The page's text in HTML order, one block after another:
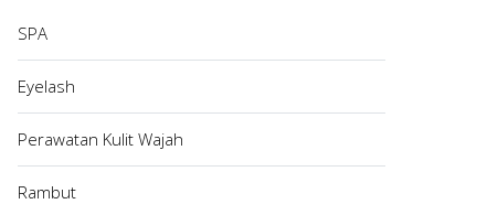
SPA
Eyelash
Perawatan Kulit Wajah
Rambut